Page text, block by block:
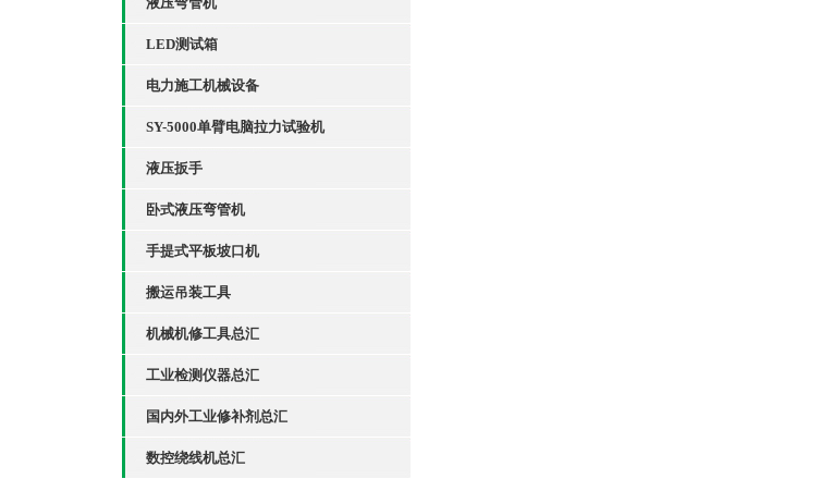
LED测试箱
电力施工机械设备
SY-5000单臂电脑拉力试验机
液压扳手
卧式液压弯管机
手提式平板坡口机
搬运吊装工具
机械机修工具总汇
工业检测仪器总汇
国内外工业修补剂总汇
数控绕线机总汇